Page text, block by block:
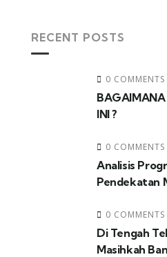
RECENT POSTS
0 COMMENTS
BAGAIMANA
INI ?
0 COMMENTS
Analisis
Pendekatan
0 COMMENTS
Di Tengah
Masihkah